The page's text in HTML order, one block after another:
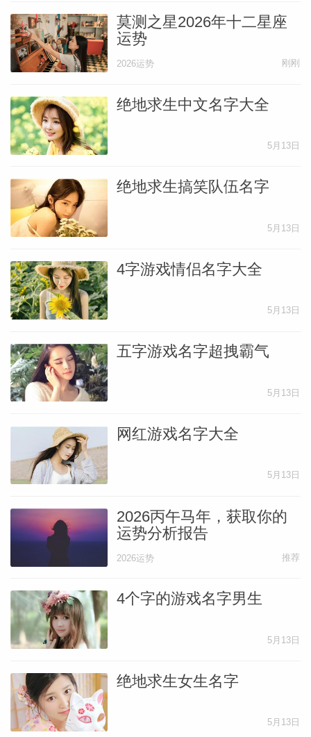
网
莫测之星2026年十二星座
运势
2026运势 刚刚
绝地求生中文名字大全
5月13日
绝地求生搞笑队伍名字
5月13日
4字游戏情侣名字大全
5月13日
五字游戏名字超拽霸气
5月13日
网红游戏名字大全
5月13日
2026丙午马年，获取你的
运势分析报告
2026运势 推荐
4个字的游戏名字男生
5月13日
绝地求生女生名字
5月13日